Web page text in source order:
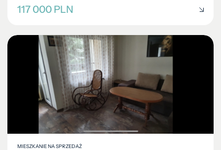
117 000 PLN
MIESZKANIE NA SPRZEDAŻ